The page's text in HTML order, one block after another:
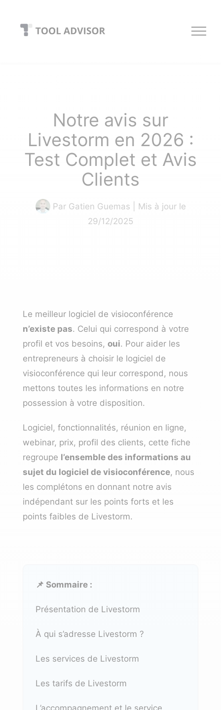
content
Notre avis sur
Livestorm en 2026 :
Test Complet et Avis
Clients
Par Gatien Guemas | Mis à jour le
29/12/2025
Le meilleur logiciel de visioconférence
n’existe pas. Celui qui correspond à votre
profil et vos besoins, oui. Pour aider les
entrepreneurs à choisir le logiciel de
visioconférence qui leur correspond, nous
mettons toutes les informations en notre
possession à votre disposition.
Logiciel, fonctionnalités, réunion en ligne,
webinar, prix, profil des clients, cette fiche
regroupe l’ensemble des informations au
sujet du logiciel de visioconférence, nous
les complétons en donnant notre avis
indépendant sur les points forts et les
points faibles de Livestorm.
📌 Sommaire :
Présentation de Livestorm
À qui s’adresse Livestorm ?
Les services de Livestorm
Les tarifs de Livestorm
L’accompagnement et le service